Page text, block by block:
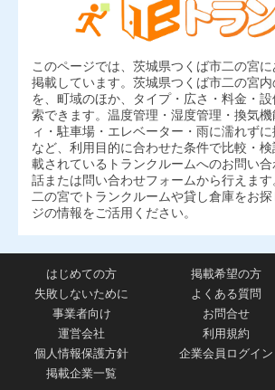
このページでは、茨城県つくば市二の宮
掲載しています。茨城県つくば市二の宮
を、町域のほか、タイプ・広さ・料金・
索できます。温度管理・湿度管理・換気
ィ・駐車場・エレベーター・雨に濡れず
など、利用目的に合わせた条件で比較・
載されているトランクルームへのお問い
話または問い合わせフォームから行えま
二の宮でトランクルームや貸し倉庫をお
ジの情報をご活用ください。
はじめての方
掲載希望の方
失敗しないために
よくある質問
事業者向け
お問合せ
運営会社
利用規約
個人情報保護方針
企業会員ログイン
掲載企業一覧